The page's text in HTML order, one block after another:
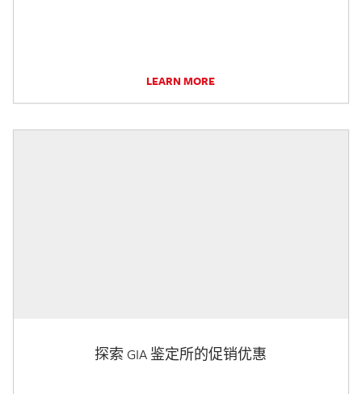
LEARN MORE
探索 GIA 鉴定所的促销优惠